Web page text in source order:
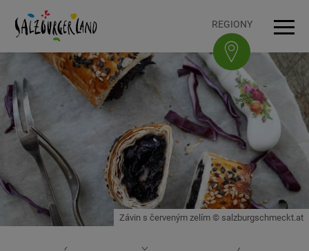
K obsahuAccesskey
[0]
K navigaciAccesskey
[1]
Na začátek stránky
K patičceAccesskey
[3] REGIONY
Závin s červeným zelím © salzburgschmeckt.at